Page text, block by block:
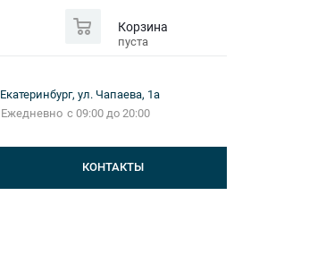
Корзина
пуста
Екатеринбург, ул. Чапаева, 1а
Ежедневно с 09:00 до 20:00
КОНТАКТЫ